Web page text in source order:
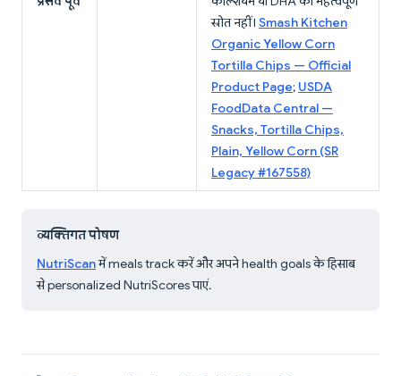
स्रोत नहीं। Smash Kitchen
Organic Yellow Corn
Tortilla Chips — Official
Product Page; USDA
FoodData Central —
Snacks, Tortilla Chips,
Plain, Yellow Corn (SR
Legacy #167558)
व्यक्तिगत पोषण
NutriScanमें meals track करें और अपने health goals के हिसाब
से personalized NutriScores पाएं.